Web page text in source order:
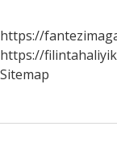
https://
https://
Sitemap